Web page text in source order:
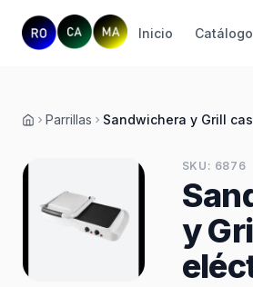
Inicio Catálogo
Inicio
Parrillas Sandwichera y Grill
SKU: 6876
y